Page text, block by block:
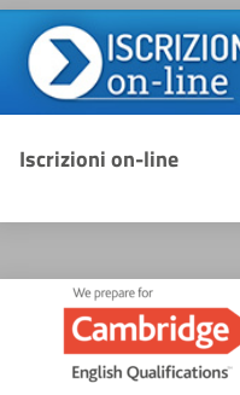
Iscrizioni on-line